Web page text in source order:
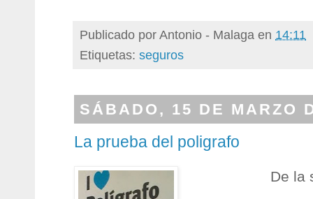
Publicado porAntonio - Malaga en 14:11
Etiquetas: seguros
SÁBADO, 15 DE MARZO
La prueba del poligrafo
De la